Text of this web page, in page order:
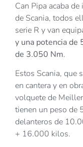
Can Pipa acaba
de Scania, todos
serie R y van
y una potencia de
de 3.050 Nm.
Estos Scania, que
en cantera y en
volquete de
tienen un peso de
delanteros de
+ 16.000 kilos.